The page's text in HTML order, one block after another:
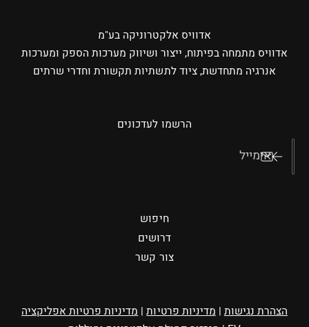
אדוויס אלקטרוניקה בע"מ
אדוויס מתמחה בפיתוח, ייצור ושיווק מערכות הספק ומערכות
אנרגיה מתחדשת, ציוד לתשתיות תקשורת וחדרי שרתים
הרשמו לעדכונים
אימייל
חיפוש
דרושים
צור קשר
הצהרת נגישות|מדיניות פרטיות|מדיניות פרטיות אפליקציה